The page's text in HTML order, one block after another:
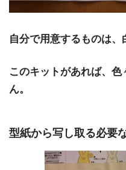
自分で用意するものは、
このキットがあれば、
ん。
型紙から写し取る必要